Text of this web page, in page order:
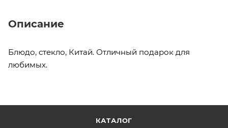
Описание
Блюдо, стекло, Китай. Отличный подарок для
любимых.
КАТАЛОГ